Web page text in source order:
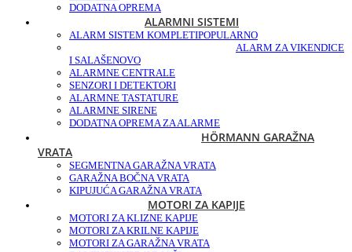
DODATNA OPREMA
ALARMNI SISTEMI
ALARM SISTEM KOMPLETIPOPULARNO
ALARM ZA VIKENDICE
I SALAŠENOVO
ALARMNE CENTRALE
SENZORI I DETEKTORI
ALARMNE TASTATURE
ALARMNE SIRENE
DODATNA OPREMA ZA ALARME
HÖRMANN GARAŽNA
VRATA
SEGMENTNA GARAŽNA VRATA
GARAŽNA BOČNA VRATA
KIPUJUĆA GARAŽNA VRATA
MOTORI ZA KAPIJE
MOTORI ZA KLIZNE KAPIJE
MOTORI ZA KRILNE KAPIJE
MOTORI ZA GARAŽNA VRATA